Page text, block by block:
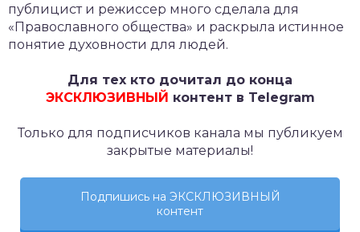
публицист и режиссер много сделала для
«Православного общества» и раскрыла истинное
понятие духовности для людей.
Для тех кто дочитал до конца
ЭКСКЛЮЗИВНЫЙ контент в Telegram
Только для подписчиков канала мы публикуем
закрытые материалы!
Подпишись на ЭКСКЛЮЗИВНЫЙ
контент